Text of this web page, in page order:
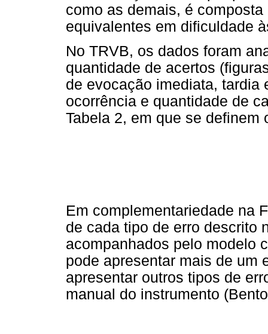
como as demais, é
equivalentes em dificuldade
No TRVB, os dados foram
quantidade de acertos
de evocação imediata, tardia
ocorrência e quantidade de
Tabela 2, em que se definem
Em complementariedade na
de cada tipo de erro descrito
acompanhados pelo modelo
pode apresentar mais de um
apresentar outros tipos de
manual do instrumento